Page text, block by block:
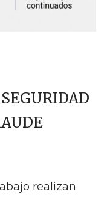
realizan